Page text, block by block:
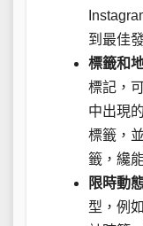
到最佳
標籤和
標記，
中出現
標籤，
籤，纔
限時動
型，例